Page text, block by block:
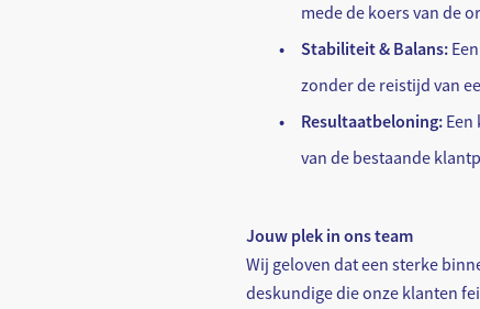
mede de koers van de
Stabiliteit & Balans:
zonder de reistijd van
Resultaatbeloning:Een
van de bestaande
Jouw plek in ons team
Wij geloven dat een sterke
deskundige die onze klanten